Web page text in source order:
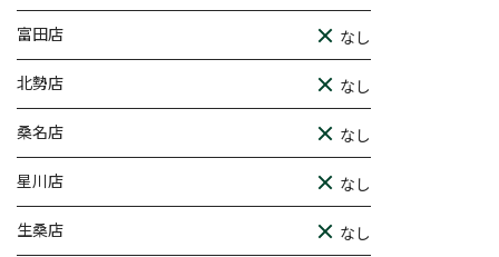
富田店 なし
北勢店 なし
桑名店 なし
星川店 なし
生桑店 なし